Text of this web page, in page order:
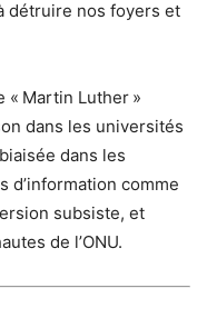
détruire nos foyers et
« Martin Luther »
dans les universités
dans les
d’information comme
subsiste, et
de l’ONU.